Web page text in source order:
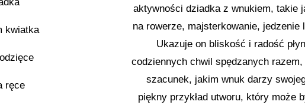
kwiatka
ręce
aktywności dziadka z wnukiem, takie
na rowerze, majsterkowanie, jedzenie
Ukazuje on bliskość i radość
codziennych chwil spędzanych razem,
szacunek, jakim wnuk darzy
piękny przykład utworu, który może